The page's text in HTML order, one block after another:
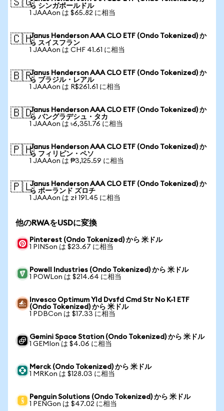
🇸🇬ら シンガポールドル
1 JAAAon は $65.82 に相当
🇨🇭Janus Henderson AAA CLO ETF (Ondo Tokenized) か
ら スイスフラン
1 JAAAon は CHF 41.61 に相当
🇧🇷Janus Henderson AAA CLO ETF (Ondo Tokenized) か
ら ブラジル・レアル
1 JAAAon は R$261.61 に相当
🇧🇩Janus Henderson AAA CLO ETF (Ondo Tokenized) か
ら バングラデシュ・タカ
1 JAAAon は ৳6,351.76 に相当
🇵🇭Janus Henderson AAA CLO ETF (Ondo Tokenized) か
ら フィリピン・ペソ
1 JAAAon は ₱3,125.59 に相当
🇵🇱Janus Henderson AAA CLO ETF (Ondo Tokenized) か
ら ポーランド ズロチ
1 JAAAon は zł 191.45 に相当
他のRWAをUSDに変換
Pinterest (Ondo Tokenized) から 米ドル
1 PINSon は $23.67 に相当
Powell Industries (Ondo Tokenized) から 米ドル
1 POWLon は $214.64 に相当
Invesco Optimum Yld Dvsfd Cmd Str No K-1 ETF
(Ondo Tokenized) から 米ドル
1 PDBCon は $17.33 に相当
Gemini Space Station (Ondo Tokenized) から 米ドル
1 GEMIon は $4.06 に相当
Merck (Ondo Tokenized) から 米ドル
1 MRKon は $128.03 に相当
Penguin Solutions (Ondo Tokenized) から 米ドル
1 PENGon は $47.02 に相当